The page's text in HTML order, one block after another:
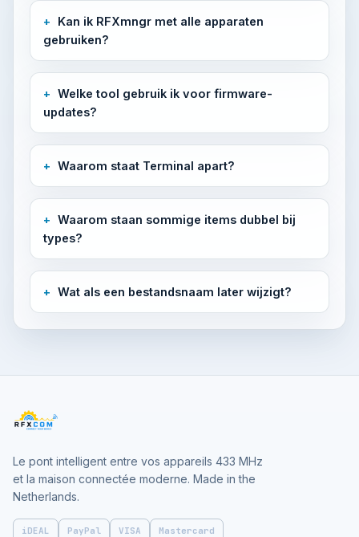
Kan ik RFXmngr met alle apparaten
gebruiken?
Welke tool gebruik ik voor firmware-
updates?
Waarom staat Terminal apart?
Waarom staan sommige items dubbel bij
types?
Wat als een bestandsnaam later wijzigt?
Le pont intelligent entre vos appareils 433 MHz
et la maison connectée moderne. Made in the
Netherlands.
iDEAL PayPal VISA Mastercard